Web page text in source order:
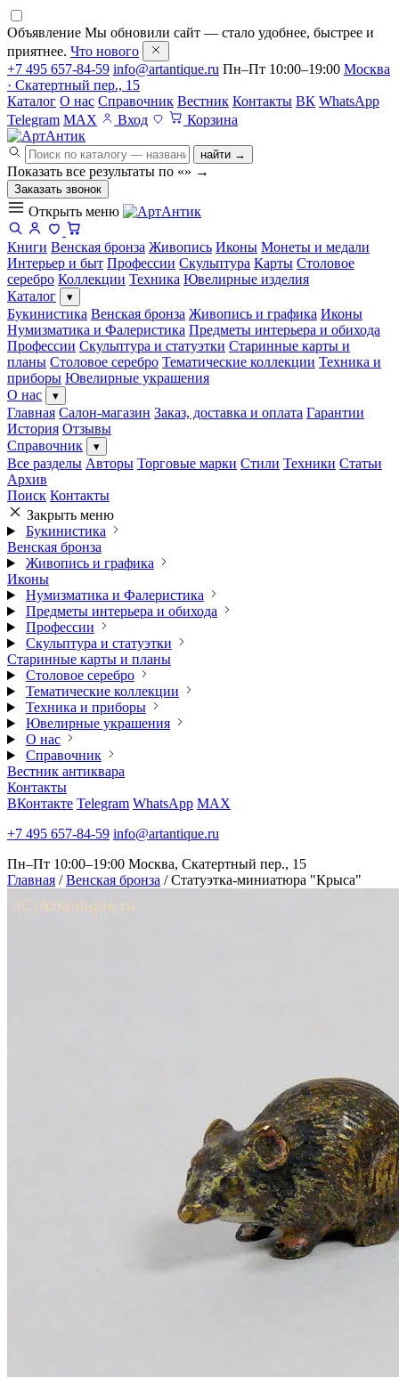
Объявление Мы обновили сайт — стало удобнее, быстрее и
приятнее. Что нового
+7 495 657-84-59 info@artantique.ru Пн–Пт 10:00–19:00 Москва
· Скатертный пер., 15
Каталог О нас Справочник Вестник Контакты ВК WhatsApp
Telegram MAX Вход Корзина
найти →
Показать все результаты по «» →
Заказать звонок
Открыть меню
Книги Венская бронза Живопись Иконы Монеты и медали
Интерьер и быт Профессии Скульптура Карты Столовое
серебро Коллекции Техника Ювелирные изделия
Каталог
▾
Букинистика Венская бронза Живопись и графика Иконы
Нумизматика и Фалеристика Предметы интерьера и обихода
Профессии Скульптура и статуэтки Старинные карты и
планы Столовое серебро Тематические коллекции Техника и
приборы Ювелирные украшения
О нас
▾
Главная Салон-магазин Заказ, доставка и оплата Гарантии
История Отзывы
Справочник
▾
Все разделы Авторы Торговые марки Стили Техники Статьи
Архив
Поиск Контакты
Закрыть меню
Букинистика
Венская бронза
Живопись и графика
Иконы
Нумизматика и Фалеристика
Предметы интерьера и обихода
Профессии
Скульптура и статуэтки
Старинные карты и планы
Столовое серебро
Тематические коллекции
Техника и приборы
Ювелирные украшения
О нас
Справочник
Вестник антиквара
Контакты
ВКонтакте Telegram WhatsApp MAX
+7 495 657-84-59 info@artantique.ru
Пн–Пт 10:00–19:00 Москва, Скатертный пер., 15
Главная / Венская бронза / Статуэтка-миниатюра "Крыса"